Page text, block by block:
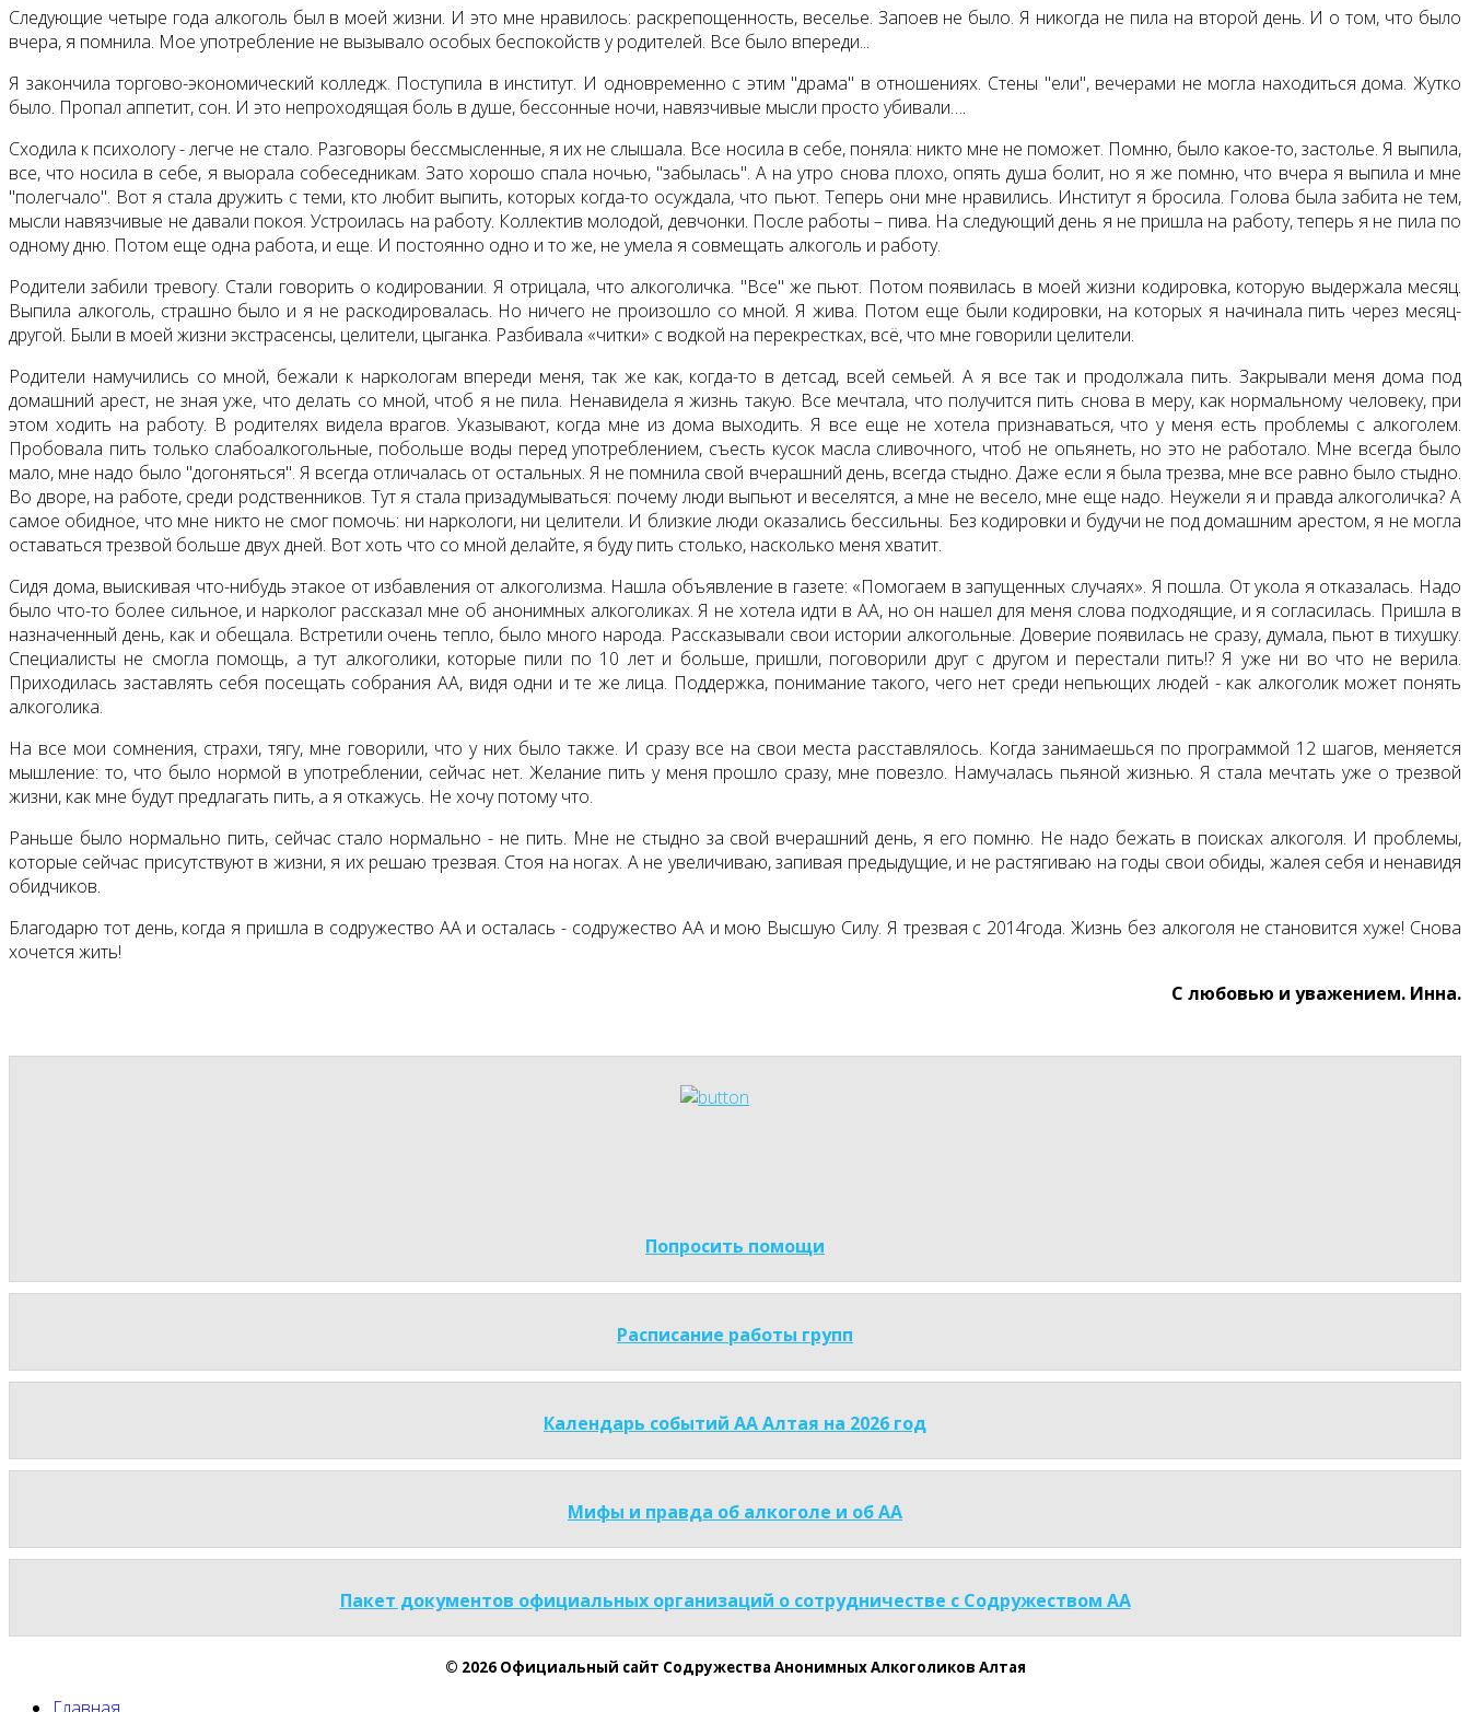
Следующие четыре года алкоголь был в моей жизни. И это мне нравилось: раскрепощенность, веселье. Запоев не было. Я никогда не пила на второй день. И о том, что было
вчера, я помнила. Мое употребление не вызывало особых беспокойств у родителей. Все было впереди...
Я закончила торгово-экономический колледж. Поступила в институт. И одновременно с этим "драма" в отношениях. Стены "ели", вечерами не могла находиться дома. Жутко
было. Пропал аппетит, сон. И это непроходящая боль в душе, бессонные ночи, навязчивые мысли просто убивали….
Сходила к психологу - легче не стало. Разговоры бессмысленные, я их не слышала. Все носила в себе, поняла: никто мне не поможет. Помню, было какое-то, застолье. Я выпила,
все, что носила в себе, я выорала собеседникам. Зато хорошо спала ночью, "забылась". А на утро снова плохо, опять душа болит, но я же помню, что вчера я выпила и мне
"полегчало". Вот я стала дружить с теми, кто любит выпить, которых когда-то осуждала, что пьют. Теперь они мне нравились. Институт я бросила. Голова была забита не тем,
мысли навязчивые не давали покоя. Устроилась на работу. Коллектив молодой, девчонки. После работы – пива. На следующий день я не пришла на работу, теперь я не пила по
одному дню. Потом еще одна работа, и еще. И постоянно одно и то же, не умела я совмещать алкоголь и работу.
Родители забили тревогу. Стали говорить о кодировании. Я отрицала, что алкоголичка. "Все" же пьют. Потом появилась в моей жизни кодировка, которую выдержала месяц.
Выпила алкоголь, страшно было и я не раскодировалась. Но ничего не произошло со мной. Я жива. Потом еще были кодировки, на которых я начинала пить через месяц-
другой. Были в моей жизни экстрасенсы, целители, цыганка. Разбивала «читки» с водкой на перекрестках, всё, что мне говорили целители.
Родители намучились со мной, бежали к наркологам впереди меня, так же как, когда-то в детсад, всей семьей. А я все так и продолжала пить. Закрывали меня дома под
домашний арест, не зная уже, что делать со мной, чтоб я не пила. Ненавидела я жизнь такую. Все мечтала, что получится пить снова в меру, как нормальному человеку, при
этом ходить на работу. В родителях видела врагов. Указывают, когда мне из дома выходить. Я все еще не хотела признаваться, что у меня есть проблемы с алкоголем.
Пробовала пить только слабоалкогольные, побольше воды перед употреблением, съесть кусок масла сливочного, чтоб не опьянеть, но это не работало. Мне всегда было
мало, мне надо было "догоняться". Я всегда отличалась от остальных. Я не помнила свой вчерашний день, всегда стыдно. Даже если я была трезва, мне все равно было стыдно.
Во дворе, на работе, среди родственников. Тут я стала призадумываться: почему люди выпьют и веселятся, а мне не весело, мне еще надо. Неужели я и правда алкоголичка? А
самое обидное, что мне никто не смог помочь: ни наркологи, ни целители. И близкие люди оказались бессильны. Без кодировки и будучи не под домашним арестом, я не могла
оставаться трезвой больше двух дней. Вот хоть что со мной делайте, я буду пить столько, насколько меня хватит.
Сидя дома, выискивая что-нибудь этакое от избавления от алкоголизма. Нашла объявление в газете: «Помогаем в запущенных случаях». Я пошла. От укола я отказалась. Надо
было что-то более сильное, и нарколог рассказал мне об анонимных алкоголиках. Я не хотела идти в АА, но он нашел для меня слова подходящие, и я согласилась. Пришла в
назначенный день, как и обещала. Встретили очень тепло, было много народа. Рассказывали свои истории алкогольные. Доверие появилась не сразу, думала, пьют в тихушку.
Специалисты не смогла помощь, а тут алкоголики, которые пили по 10 лет и больше, пришли, поговорили друг с другом и перестали пить!? Я уже ни во что не верила.
Приходилась заставлять себя посещать собрания АА, видя одни и те же лица. Поддержка, понимание такого, чего нет среди непьющих людей - как алкоголик может понять
алкоголика.
На все мои сомнения, страхи, тягу, мне говорили, что у них было также. И сразу все на свои места расставлялось. Когда занимаешься по программой 12 шагов, меняется
мышление: то, что было нормой в употреблении, сейчас нет. Желание пить у меня прошло сразу, мне повезло. Намучалась пьяной жизнью. Я стала мечтать уже о трезвой
жизни, как мне будут предлагать пить, а я откажусь. Не хочу потому что.
Раньше было нормально пить, сейчас стало нормально - не пить. Мне не стыдно за свой вчерашний день, я его помню. Не надо бежать в поисках алкоголя. И проблемы,
которые сейчас присутствуют в жизни, я их решаю трезвая. Стоя на ногах. А не увеличиваю, запивая предыдущие, и не растягиваю на годы свои обиды, жалея себя и ненавидя
обидчиков.
Благодарю тот день, когда я пришла в содружество АА и осталась - содружество АА и мою Высшую Силу. Я трезвая с 2014года. Жизнь без алкоголя не становится хуже! Снова
хочется жить!
С любовью и уважением. Инна.
Попросить помощи
Расписание работы групп
Календарь событий АА Алтая на 2026 год
Мифы и правда об алкоголе и об АА
Пакет документов официальных организаций о сотрудничестве с Содружеством АА
© 2026 Официальный сайт Содружества Анонимных Алкоголиков Алтая